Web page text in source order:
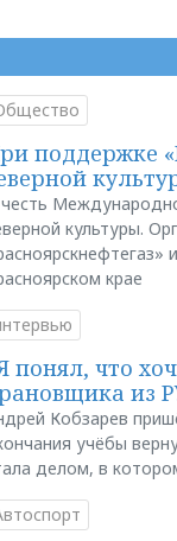
поддержке
культуры.
крае
понял, что
из
Кобзарев
учёбы
делом, в